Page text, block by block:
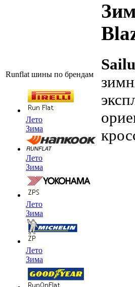
Runflat шины по брендам
Лето
Зима
Лето
Зима
Лето
Зима
Лето
Зима